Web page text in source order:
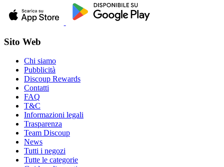
Sito Web
Chi siamo
Pubblicità
Discoup Rewards
Contatti
FAQ
T&C
Informazioni legali
Trasparenza
Team Discoup
News
Tutti i negozi
Tutte le categorie